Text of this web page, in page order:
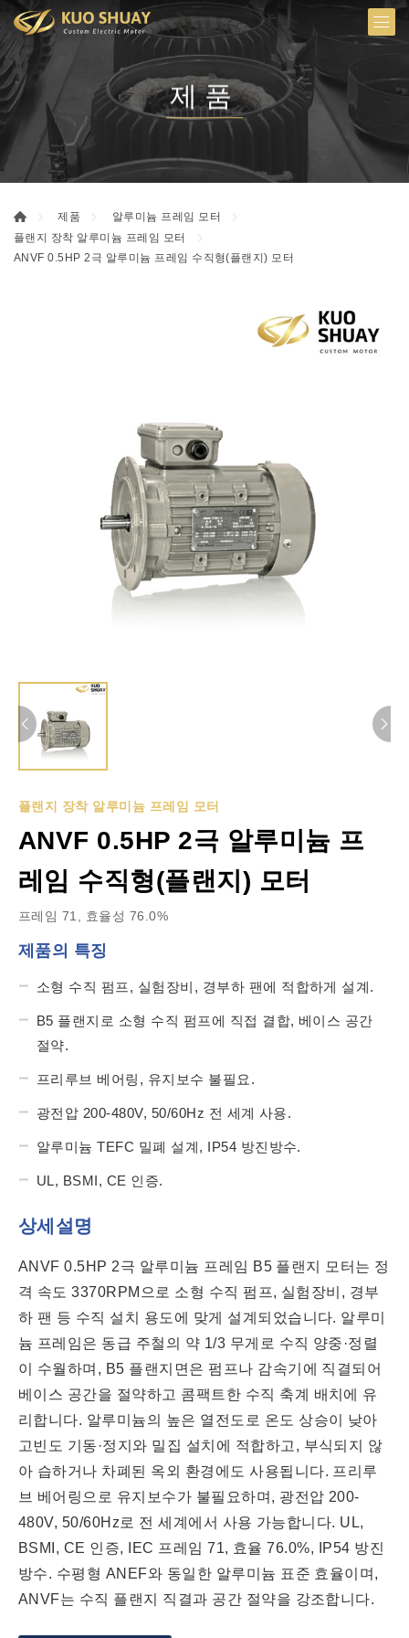
제품
제품
알루미늄 프레임 모터
플랜지 장착 알루미늄 프레임 모터
ANVF 0.5HP 2극 알루미늄 프레임 수직형(플랜지) 모터
플랜지 장착 알루미늄 프레임 모터
ANVF 0.5HP 2극 알루미늄 프
레임 수직형(플랜지) 모터
프레임 71, 효율성 76.0%
제품의 특징
소형 수직 펌프, 실험장비, 경부하 팬에 적합하게 설계.
B5 플랜지로 소형 수직 펌프에 직접 결합, 베이스 공간
절약.
프리루브 베어링, 유지보수 불필요.
광전압 200-480V, 50/60Hz 전 세계 사용.
알루미늄 TEFC 밀폐 설계, IP54 방진방수.
UL, BSMI, CE 인증.
상세설명
ANVF 0.5HP 2극 알루미늄 프레임 B5 플랜지 모터는 정
격 속도 3370RPM으로 소형 수직 펌프, 실험장비, 경부
하 팬 등 수직 설치 용도에 맞게 설계되었습니다. 알루미
늄 프레임은 동급 주철의 약 1/3 무게로 수직 양중·정렬
이 수월하며, B5 플랜지면은 펌프나 감속기에 직결되어
베이스 공간을 절약하고 콤팩트한 수직 축계 배치에 유
리합니다. 알루미늄의 높은 열전도로 온도 상승이 낮아
고빈도 기동·정지와 밀집 설치에 적합하고, 부식되지 않
아 습하거나 차폐된 옥외 환경에도 사용됩니다. 프리루
브 베어링으로 유지보수가 불필요하며, 광전압 200-
480V, 50/60Hz로 전 세계에서 사용 가능합니다. UL,
BSMI, CE 인증, IEC 프레임 71, 효율 76.0%, IP54 방진
방수. 수평형 ANEF와 동일한 알루미늄 표준 효율이며,
ANVF는 수직 플랜지 직결과 공간 절약을 강조합니다.